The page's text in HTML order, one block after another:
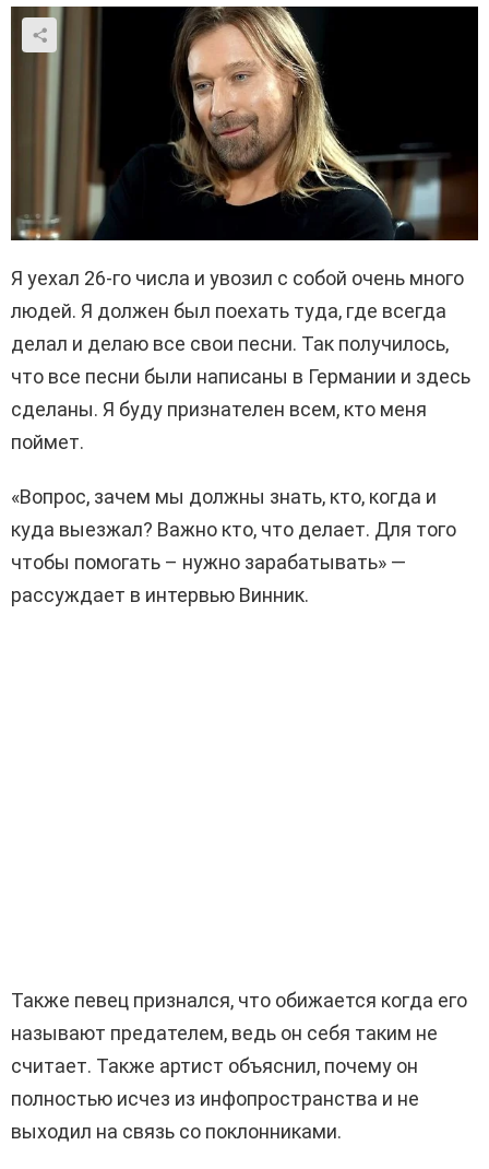
Я уехал 26-го числа и увозил с собой очень много
людей. Я должен был поехать туда, где всегда
делал и делаю все свои песни. Так получилось,
что все песни были написаны в Германии и здесь
сделаны. Я буду признателен всем, кто меня
поймет.
«Вопрос, зачем мы должны знать, кто, когда и
куда выезжал? Важно кто, что делает. Для того
чтобы помогать – нужно зарабатывать» —
рассуждает в интервью Винник.
Также певец признался, что обижается когда его
называют предателем, ведь он себя таким не
считает. Также артист объяснил, почему он
полностью исчез из инфопространства и не
выходил на связь со поклонниками.